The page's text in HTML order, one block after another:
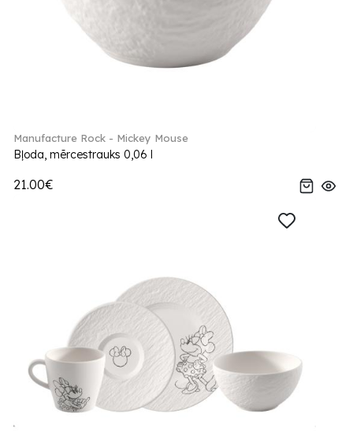
Manufacture Rock - Mickey Mouse
Bļoda, mērcestrauks 0,06 l
21.00€